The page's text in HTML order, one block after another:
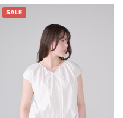
SALE